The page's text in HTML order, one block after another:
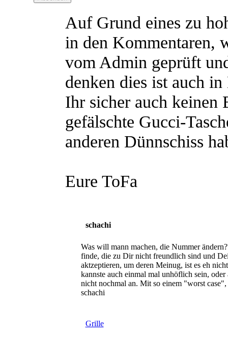
Auf Grund eines zu
in den Kommentaren,
vom Admin geprüft
denken dies ist auch in
Ihr sicher auch keinen
gefälschte Gucci-
anderen Dünnschiss
Eure ToFa
schachi
Was will mann machen, die Nummer
finde, die zu Dir nicht freundlich sind und
aktzeptieren, um deren Meinug, ist es eh
kannste auch einmal mal unhöflich sein,
nicht nochmal an. Mit so einem "worst
schachi
Grille